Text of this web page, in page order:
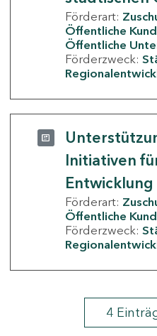
Förderart:
Öffentliche
Öffentliche
Förderzweck:
Initiativen
Entwicklung
Förderart:
Öffentliche
Förderzweck:
4